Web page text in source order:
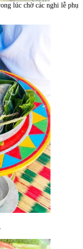
lúc chờ các nghi lễ phụ